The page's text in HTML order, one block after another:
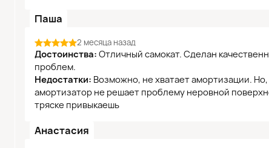
Паша
2 месяца назад
Достоинства: Отличный самокат. Сделан
проблем.
Недостатки: Возможно, не хватает амортизации.
амортизатор не решает проблему неровной
тряске привыкаешь
Анастасия